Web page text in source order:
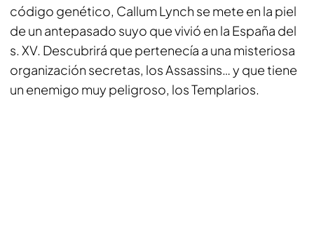
código genético, Callum Lynch se mete en la piel
de un antepasado suyo que vivió en la España del
s. XV. Descubrirá que pertenecía a una misteriosa
organización secretas, los Assassins… y que tiene
un enemigo muy peligroso, los Templarios.